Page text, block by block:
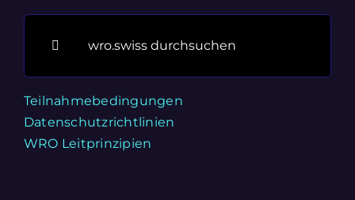
nach:
Teilnahmebedingungen
Datenschutzrichtlinien
WRO Leitprinzipien